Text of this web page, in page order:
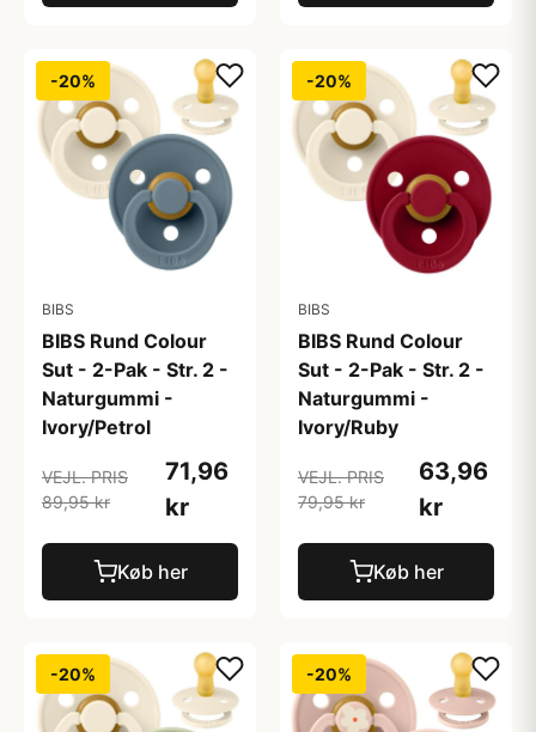
-20%
BIBS
BIBS Rund Colour
Sut - 2-Pak - Str. 2 -
Naturgummi -
Ivory/Petrol
VEJL. PRIS
89,95 kr
71,96
kr
Køb her
-20%
BIBS
BIBS Rund Colour
Sut - 2-Pak - Str. 2 -
Naturgummi -
Ivory/Ruby
VEJL. PRIS
79,95 kr
63,96
kr
Køb her
-20% -20%